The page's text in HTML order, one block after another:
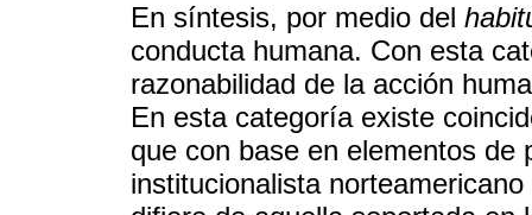
En síntesis, por medio del
conducta humana. Con esta
razonabilidad de la acción
En esta categoría existe
que con base en elementos de
institucionalista